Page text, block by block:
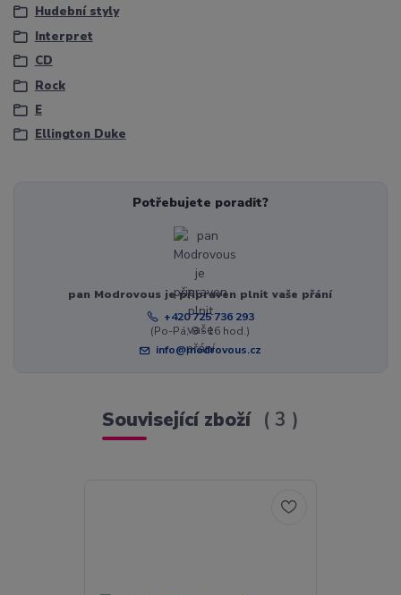
Hudební styly
Interpret
CD
Rock
E
Ellington Duke
Potřebujete poradit?
pan Modrovous je připraven plnit vaše přání
+420 725 736 293
(Po-Pá, 8 - 16 hod.)
info@modrovous.cz
Související zboží 3